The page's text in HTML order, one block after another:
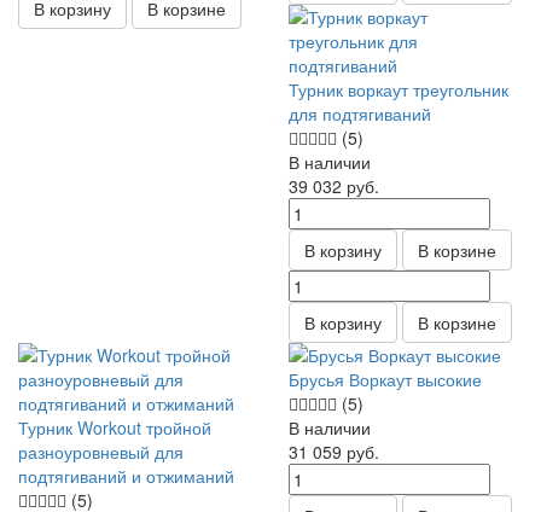
В корзину В корзине
Турник воркаут треугольник
для подтягиваний
(5)
В наличии
39 032 руб.
В корзину В корзине
В корзину В корзине
Турник Workout тройной
разноуровневый для
подтягиваний и отжиманий
(5)
Брусья Воркаут высокие
(5)
В наличии
31 059 руб.